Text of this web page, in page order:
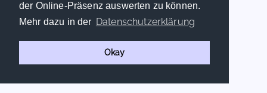
der Online-Präsenz auswerten zu können.
Mehr dazu in der Datenschutzerklärung
Okay